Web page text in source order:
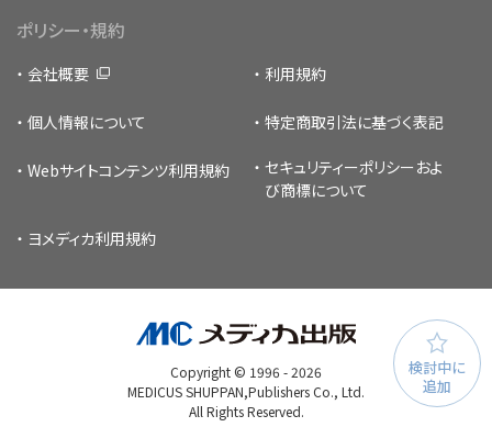
検討中に
追加
ポリシー・規約
会社概要 利用規約
個人情報について 特定商取引法に基づく表記
Webサイトコンテンツ利用規約 セキュリティーポリシー およ
び商標について
ヨメディカ利用規約
Copyright © 1996 -2026
MEDICUS SHUPPAN,Publishers Co., Ltd.
All Rights Reserved.